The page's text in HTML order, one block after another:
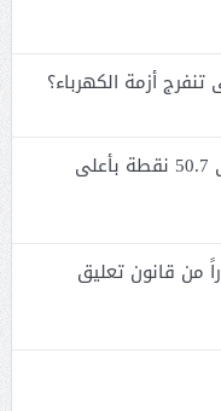
أزمة الكهرباء؟
إرتفاع مؤشر BLOM PMI في تموز إلى 50.7 نقطة بأعلى
من قانون تعليق